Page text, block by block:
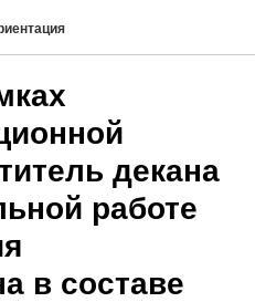
декана
работе
в составе